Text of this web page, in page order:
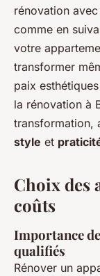
rénovation
comme en
votre
transformer
paix
la rénovation à
transformation,
style et
Choix des
coûts
Importance
qualifiés
Rénover un